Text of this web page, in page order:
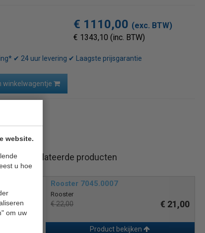
website.
u hoe
om uw
€ 1110,00 (exc. BTW)
€ 1343,10 (inc. BTW)
✔ 24 uur levering ✔ Laagste prijsgarantie
winkelwagentje
Gerelateerde producten
Rooster 7045.0007
Rooster
€ 22,00 € 21,00
Product bekijken